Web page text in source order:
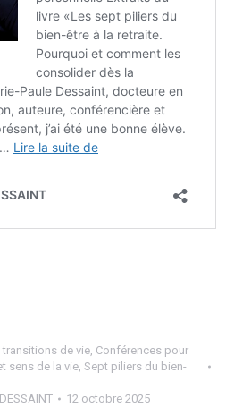
transitions de vie, Conférences pour
sens de la vie, Sept piliers du bien-
12 octobre 2025